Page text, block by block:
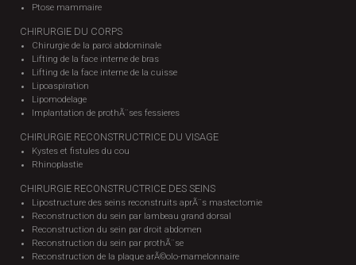
Ptose mammaire
CHIRURGIE DU CORPS
Chirurgie de la paroi abdominale
Lifting de la face interne de bras
Lifting de la face interne de la cuisse
Lipoaspiration
Lipomodelage
Implantation de prothÃ¨ses fessieres
CHIRURGIE RECONSTRUCTRICE DU VISAGE
Kystes et fistules du cou
Rhinoplastie
CHIRURGIE RECONSTRUCTRICE DES SEINS
Lipostructure des seins reconstruits aprÃ¨s mastectomie
Reconstruction du sein par lambeau grand dorsal
Reconstruction du sein par droit abdomen
Reconstruction du sein par prothÃ¨se
Reconstruction de la plaque arÃ©olo-mamelonnaire